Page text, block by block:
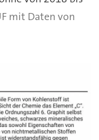
mit Daten von